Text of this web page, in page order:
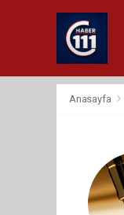
Anasayfa